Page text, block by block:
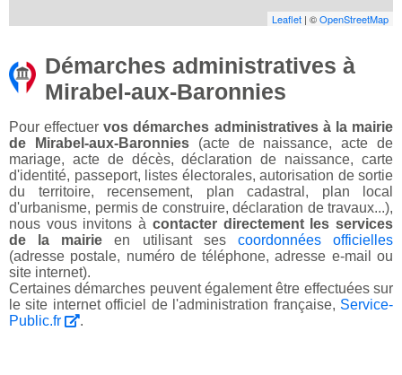
Leaflet | ©OpenStreetMap
Démarches administratives à
Mirabel-aux-Baronnies
Pour effectuervos démarches administratives à la mairie
de Mirabel-aux-Baronnies(acte de naissance, acte de
mariage, acte de décès, déclaration de naissance, carte
d'identité, passeport, listes électorales, autorisation de sortie
du territoire, recensement, plan cadastral, plan local
d'urbanisme, permis de construire, déclaration de travaux...),
nous vous invitons à contacter directement les services
de la mairie en utilisant ses coordonnées officielles
(adresse postale, numéro de téléphone, adresse e-mail ou
site internet).
Certaines démarches peuvent également être effectuées sur
le site internet officiel de l'administration française, Service-
Public.fr
.